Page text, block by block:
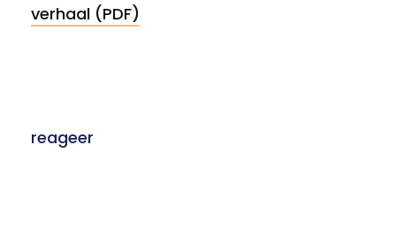
verhaal (PDF)
reageer